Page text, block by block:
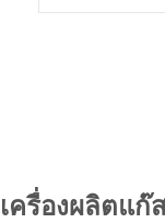
เครื่องผลิตแก๊